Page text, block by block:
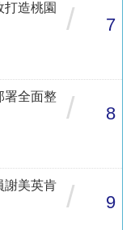
造桃園
/ 7
全面整
/ 8
美英肯
/ 9